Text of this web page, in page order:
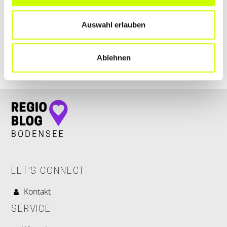
Auswahl erlauben
Ablehnen
Robert-Koch-Straße 38| 88339 Bad Waldsee DE
+4975249766770
urologie-badwaldsee.de
LET'S CONNECT
Kontakt
SERVICE